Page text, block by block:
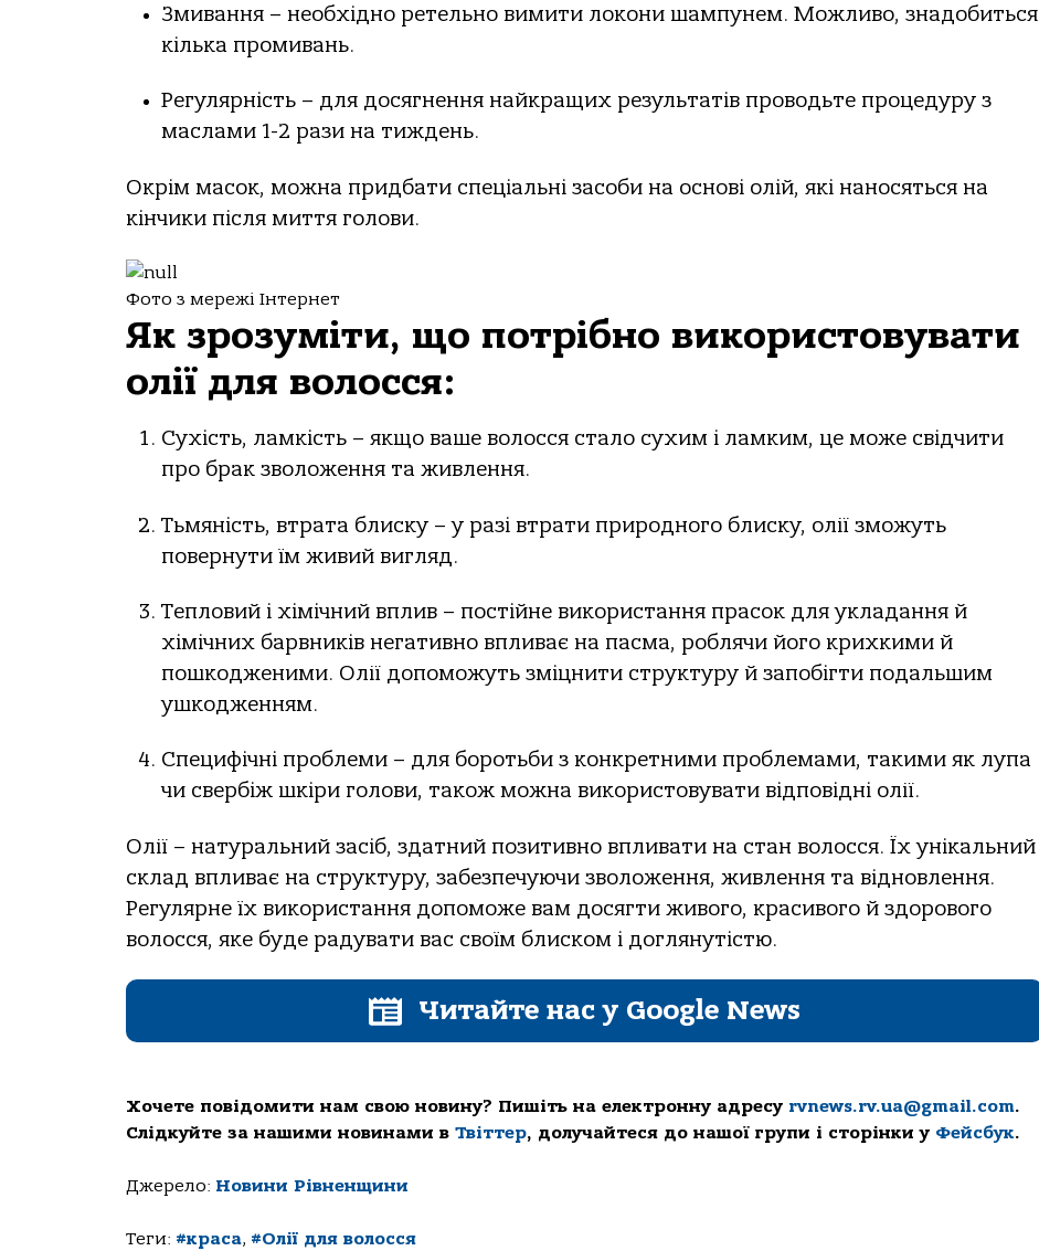
Змивання – необхідно ретельно вимити локони шампунем. Можливо, знадобиться
кілька промивань.
Регулярність – для досягнення найкращих результатів проводьте процедуру з
маслами 1-2 рази на тиждень.
Окрім масок, можна придбати спеціальні засоби на основі олій, які наносяться на
кінчики після миття голови.
Фото з мережі Інтернет
Як зрозуміти, що потрібно використовувати
олії для волосся:
Сухість, ламкість – якщо ваше волосся стало сухим і ламким, це може свідчити
про брак зволоження та живлення.
Тьмяність, втрата блиску – у разі втрати природного блиску, олії зможуть
повернути їм живий вигляд.
Тепловий і хімічний вплив – постійне використання прасок для укладання й
хімічних барвників негативно впливає на пасма, роблячи його крихкими й
пошкодженими. Олії допоможуть зміцнити структуру й запобігти подальшим
ушкодженням.
Специфічні проблеми – для боротьби з конкретними проблемами, такими як лупа
чи свербіж шкіри голови, також можна використовувати відповідні олії.
Олії – натуральний засіб, здатний позитивно впливати на стан волосся. Їх унікальний
склад впливає на структуру, забезпечуючи зволоження, живлення та відновлення.
Регулярне їх використання допоможе вам досягти живого, красивого й здорового
волосся, яке буде радувати вас своїм блиском і доглянутістю.
Читайте нас у Google News
Хочете повідомити нам свою новину? Пишіть на електронну адресу rvnews.rv.ua@gmail.com.
Слідкуйте за нашими новинами в Твіттер, долучайтеся до нашої групи і сторінки у Фейсбук.
Джерело: Новини Рівненщини
Теги: #краса, #Олії для волосся